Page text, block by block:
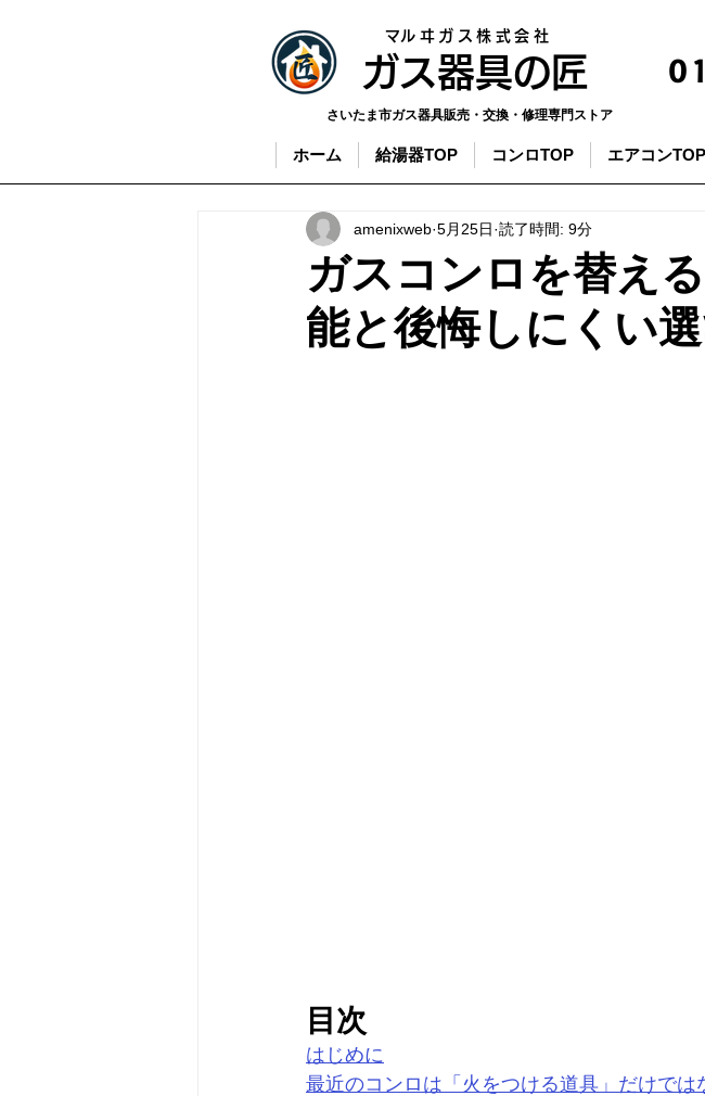
​マルヰガス株式会社
​ガス器具の匠
さいたま市ガス器具販売・交換・修理専門ストア
ホーム 給湯器TOP コンロTOP エアコンTOP
ガスコンロを替え
能と後悔しにくい
amenixweb 5月25日 読了時間: 9分
目次
はじめに
最近のコンロは「火をつける道具」だけでは